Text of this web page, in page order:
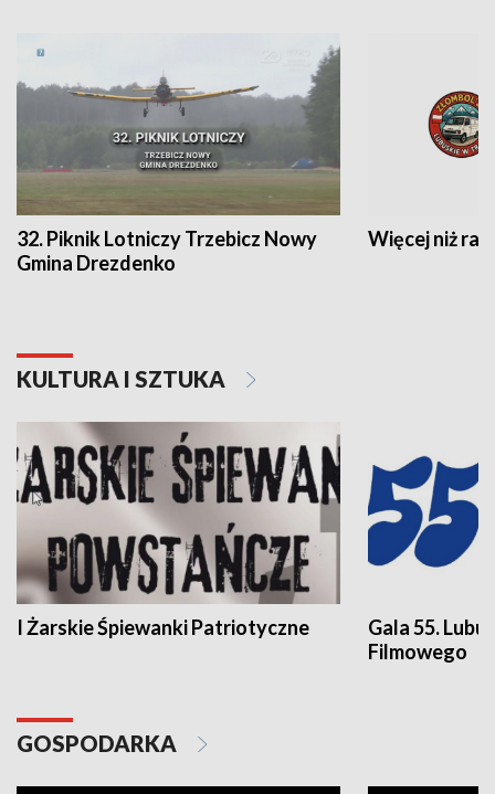
32. Piknik Lotniczy Trzebicz Nowy
Gmina Drezdenko
Więcej niż rajd
KULTURA I SZTUKA
I Żarskie Śpiewanki Patriotyczne
Gala 55.
Filmowego
GOSPODARKA